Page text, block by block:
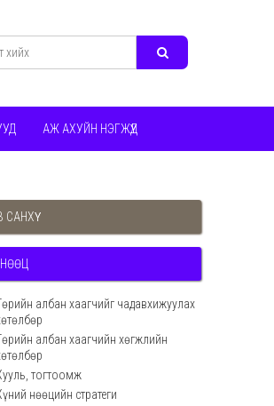
АЖ АХУЙН НЭГЖҮҮД
албан хаагчийг чадавхижуулах
албан хаагчийн хөгжлийн
тогтоомж
нөөцийн стратеги